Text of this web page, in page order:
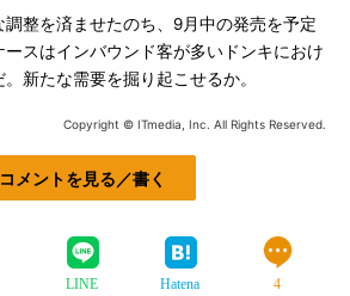
整を済ませたのち、9月中の発売を予定
ースはインバウンド客が多いドンキにおけ
新たな需要を掘り起こせるか。
Copyright © ITmedia, Inc. All Rights Reserved.
コメントを見る／書く
LINE Hatena 4